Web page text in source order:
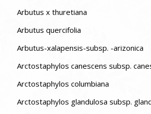
Arbutus x thuretiana
Arbutus quercifolia
Arbutus-xalapensis-subsp. -arizonica
Arctostaphylos canescens subsp.
Arctostaphylos columbiana
Arctostaphylos glandulosa subsp.